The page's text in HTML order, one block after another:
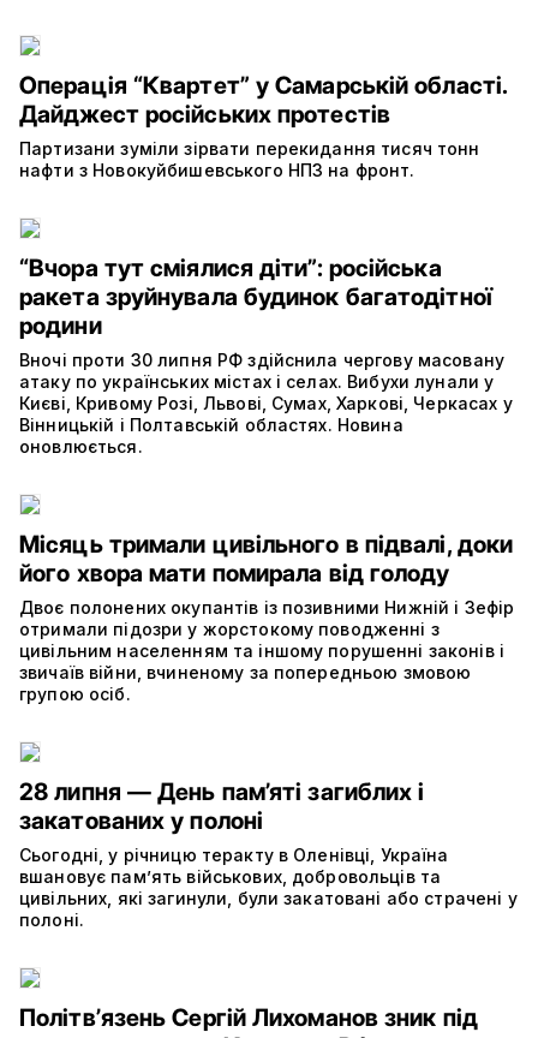
Операція “Квартет” у Самарській області.
Дайджест російських протестів
Партизани зуміли зірвати перекидання тисяч тонн
нафти з Новокуйбишевського НПЗ на фронт.
“Вчора тут сміялися діти”: російська
ракета зруйнувала будинок багатодітної
родини
Вночі проти 30 липня РФ здійснила чергову масовану
атаку по українських містах і селах. Вибухи лунали у
Києві, Кривому Розі, Львові, Сумах, Харкові, Черкасах у
Вінницькій і Полтавській областях. Новина
оновлюється.
Місяць тримали цивільного в підвалі, доки
його хвора мати помирала від голоду
Двоє полонених окупантів із позивними Нижній і Зефір
отримали підозри у жорстокому поводженні з
цивільним населенням та іншому порушенні законів і
звичаїв війни, вчиненому за попередньою змовою
групою осіб.
28 липня — День пам’яті загиблих і
закатованих у полоні
Сьогодні, у річницю теракту в Оленівці, Україна
вшановує пам’ять військових, добровольців та
цивільних, які загинули, були закатовані або страчені у
полоні.
Політвʼязень Сергій Лихоманов зник під